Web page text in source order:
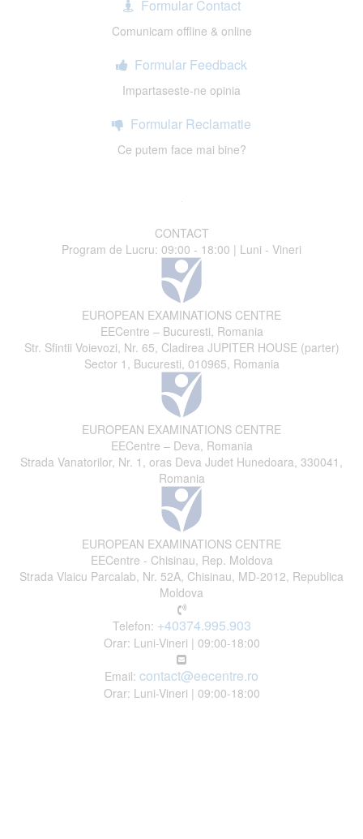
Formular Contact
Comunicam offline & online
Formular Feedback
Impartaseste-ne opinia
Formular Reclamatie
Ce putem face mai bine?
CONTACT
Program de Lucru: 09:00 - 18:00 | Luni - Vineri
EUROPEAN EXAMINATIONS CENTRE
EECentre – Bucuresti, Romania
Str. Sfintii Voievozi, Nr. 65, Cladirea JUPITER HOUSE (parter)
Sector 1, Bucuresti, 010965, Romania
EUROPEAN EXAMINATIONS CENTRE
EECentre – Deva, Romania
Strada Vanatorilor, Nr. 1, oras Deva Judet Hunedoara, 330041,
Romania
EUROPEAN EXAMINATIONS CENTRE
EECentre - Chisinau, Rep. Moldova
Strada Vlaicu Parcalab, Nr. 52A, Chisinau, MD-2012, Republica
Moldova
Telefon: +40374.995.903
Orar: Luni-Vineri | 09:00-18:00
Email: contact@eecentre.ro
Orar: Luni-Vineri | 09:00-18:00